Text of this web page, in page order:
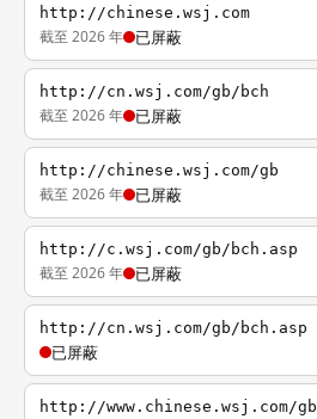
http://chinese.wsj.com
截至 2026 年 已屏蔽
http://cn.wsj.com/gb/bch
截至 2026 年 已屏蔽
http://chinese.wsj.com/gb
截至 2026 年 已屏蔽
http://c.wsj.com/gb/bch.asp
截至 2026 年 已屏蔽
http://cn.wsj.com/gb/bch.asp
已屏蔽
http://www.chinese.wsj.com/gb